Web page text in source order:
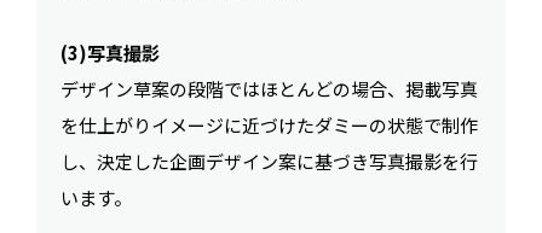
(3)写真撮影
デザイン草案の段階ではほとんどの場合、掲載写真
を仕上がりイメージに近づけたダミーの状態で制作
し、決定した企画デザイン案に基づき写真撮影を行
います。